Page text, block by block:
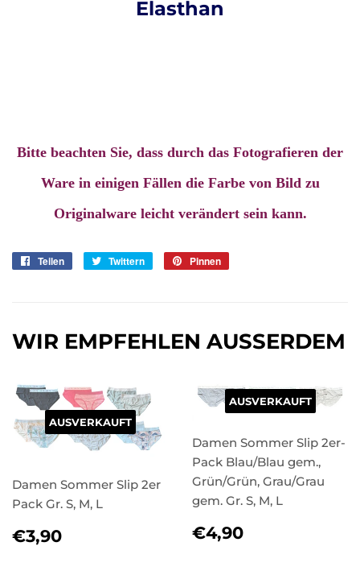
Elasthan
Bitte beachten Sie, dass durch das Fotografieren der
Ware in einigen Fällen die Farbe von Bild zu
Originalware leicht verändert sein kann.
Teilen Twittern Pinnen
WIR EMPFEHLEN AUSSERDEM
AUSVERKAUFT
Damen Sommer Slip 2er
Pack Gr. S, M, L
NORMALER
PREIS
€3,90
AUSVERKAUFT
Damen Sommer Slip 2er-
Pack Blau/Blau gem.,
Grün/Grün, Grau/Grau
gem. Gr. S, M, L
NORMALER
PREIS
€4,90